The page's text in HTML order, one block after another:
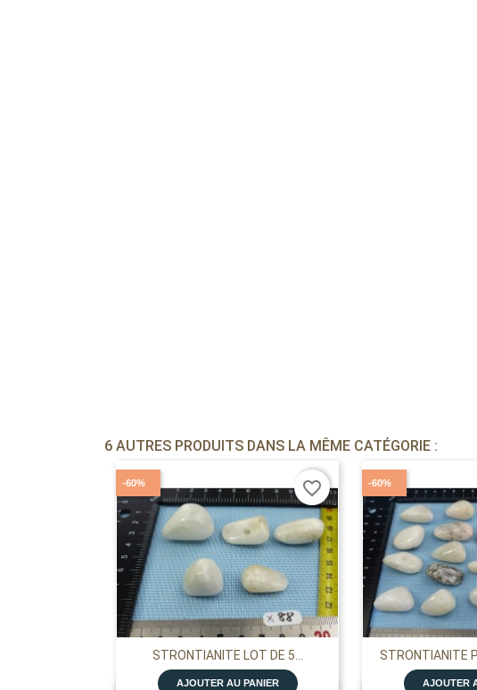
6 AUTRES PRODUITS DANS LA MÊME CATÉGORIE :
STRONTIANITE LOT DE 5...
AJOUTER AU PANIER
-60% favorite_border
STRONTIANITE
AJOUTER
-60%